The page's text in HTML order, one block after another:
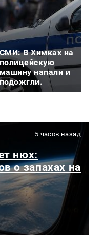
СМИ: В Химках на
полицейскую
машину напали и
подожгли.
5 часов назад
нюх:
о запахах на